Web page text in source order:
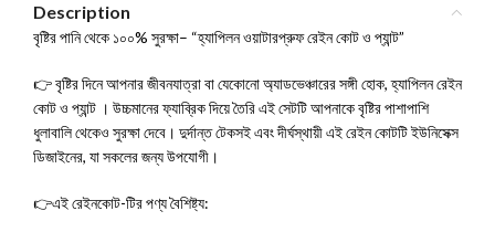
Description
বৃষ্টির পানি থেকে ১০০% সুরক্ষা– “হ্যাপিলন ওয়াটারপ্রুফ রেইন কোট ও প্যান্ট”
👉 বৃষ্টির দিনে আপনার জীবনযাত্রা বা যেকোনো অ্যাডভেঞ্চারের সঙ্গী হোক, হ্যাপিলন রেইন
কোট ও প্যান্ট । উচ্চমানের ফ্যাব্রিক দিয়ে তৈরি এই সেটটি আপনাকে বৃষ্টির পাশাপাশি
ধুলাবালি থেকেও সুরক্ষা দেবে। দুর্দান্ত টেকসই এবং দীর্ঘস্থায়ী এই রেইন কোটটি ইউনিসেক্স
ডিজাইনের, যা সকলের জন্য উপযোগী।
👉এই রেইনকোট-টির পণ্য বৈশিষ্ট্য: